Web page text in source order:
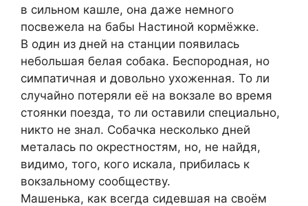
в сильном кашле, она даже немного
посвежела на бабы Настиной кормёжке.
В один из дней на станции появилась
небольшая белая собака. Беспородная, но
симпатичная и довольно ухоженная. То ли
случайно потеряли её на вокзале во время
стоянки поезда, то ли оставили специально,
никто не знал. Собачка несколько дней
металась по окрестностям, но, не найдя,
видимо, того, кого искала, прибилась к
вокзальному сообществу.
Машенька, как всегда сидевшая на своём